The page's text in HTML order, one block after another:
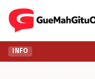
INFO